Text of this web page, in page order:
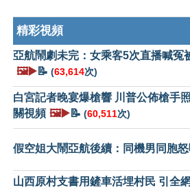
精彩視頻
亞航鬧劇未完：女乘客5次直播喊冤
🖼️▶️📝 (63,614次)
白宮記者晚宴爆槍響 川普公佈槍手
關視頻 🖼️▶️📝 (60,511次)
假空姐大鬧亞航後續：同機男同胞怒
山西原村支書用鏟車活埋村民 引全